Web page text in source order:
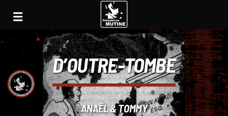
D’OUTRE-TOMBE
ANAËL & TOMMY